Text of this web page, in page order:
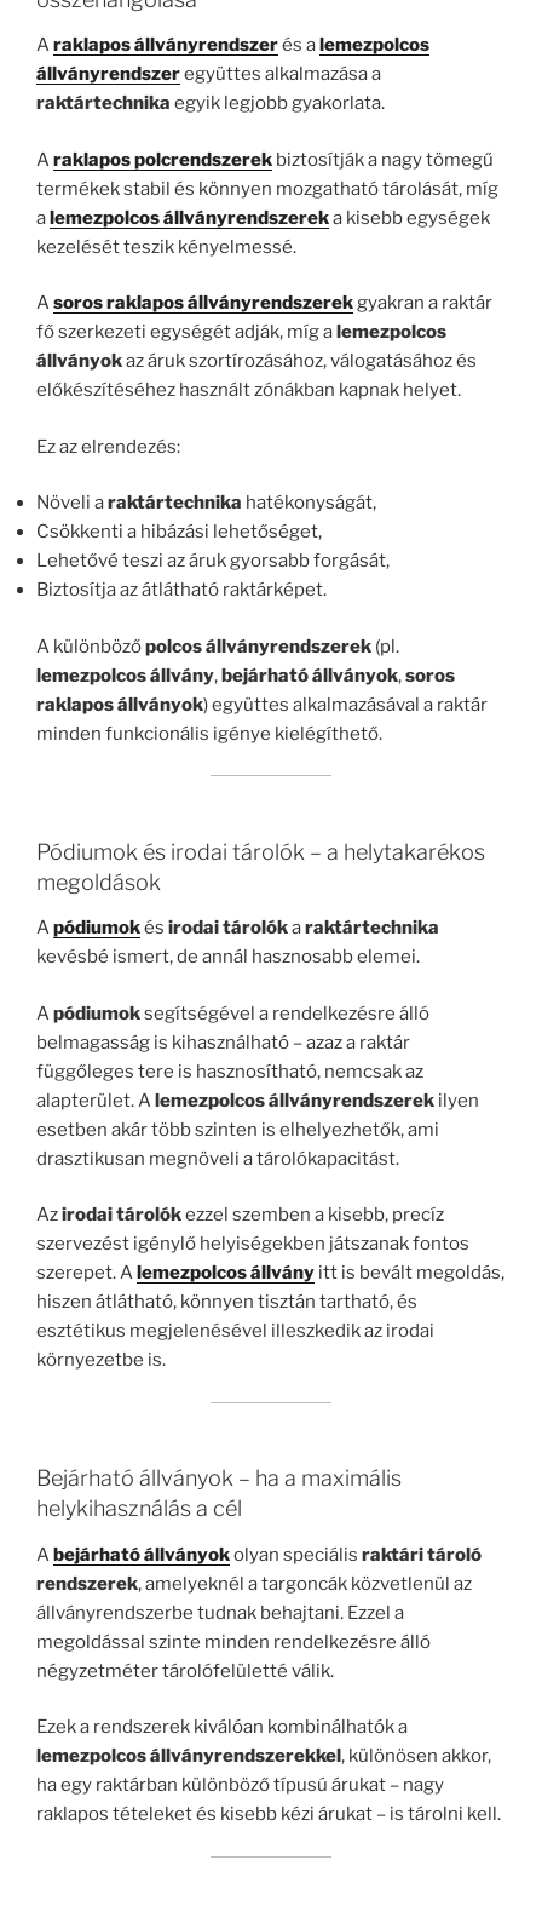
Araklapos állványrendszerés a lemezpolcos
állványrendszeregyüttes alkalmazása a
raktártechnika egyik legjobb gyakorlata.
Araklapos polcrendszerek biztosítják a nagy tömegű
termékek stabil és könnyen mozgatható tárolását, míg
alemezpolcos állványrendszereka kisebb egységek
kezelését teszik kényelmessé.
Asoros raklapos állványrendszerekgyakran a raktár
fő szerkezeti egységét adják, míg a lemezpolcos
állványokaz áruk szortírozásához, válogatásához és
előkészítéséhez használt zónákban kapnak helyet.
Ez az elrendezés:
Növeli araktártechnika hatékonyságát,
Csökkenti a hibázási lehetőséget,
Lehetővé teszi az áruk gyorsabb forgását,
Biztosítja az átlátható raktárképet.
A különbözőpolcos állványrendszerek (pl.
lemezpolcos állvány,bejárható állványok,soros
raklapos állványok) együttes alkalmazásával a raktár
minden funkcionális igénye kielégíthető.
Pódiumok és irodai tárolók – a helytakarékos
megoldások
Apódiumokés irodai tárolókaraktártechnika
kevésbé ismert, de annál hasznosabb elemei.
Apódiumoksegítségével a rendelkezésre álló
belmagasság is kihasználható – azaz a raktár
függőleges tere is hasznosítható, nemcsak az
alapterület. Alemezpolcos állványrendszerek ilyen
esetben akár több szinten is elhelyezhetők, ami
drasztikusan megnöveli a tárolókapacitást.
Azirodai tárolókezzel szemben a kisebb, precíz
szervezést igénylő helyiségekben játszanak fontos
szerepet. A lemezpolcos állvány itt is bevált megoldás,
hiszen átlátható, könnyen tisztán tartható, és
esztétikus megjelenésével illeszkedik az irodai
környezetbe is.
Bejárható állványok – ha a maximális
helykihasználás a cél
Abejárható állványokolyan speciális raktári tároló
rendszerek, amelyeknél a targoncák közvetlenül az
állványrendszerbe tudnak behajtani. Ezzel a
megoldással szinte minden rendelkezésre álló
négyzetméter tárolófelületté válik.
Ezek a rendszerek kiválóan kombinálhatók a
lemezpolcos állványrendszerekkel , különösen akkor,
ha egy raktárban különböző típusú árukat – nagy
raklapos tételeket és kisebb kézi árukat – is tárolni kell.